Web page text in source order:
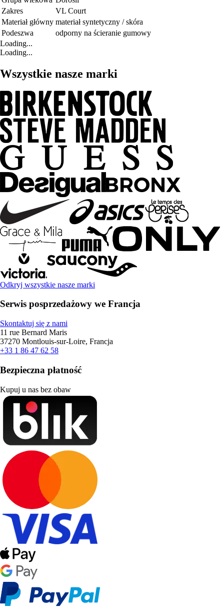
Zakres
VL Court
Materiał główny materiał syntetyczny / skóra
Podeszwa
odporny na ścieranie gumowy
Loading...
Loading...
Wszystkie nasze marki
Odkryj wszystkie nasze marki
Serwis posprzedażowy we Francja
Skontaktuj się z nami
11 rue Bernard Maris
37270 Montlouis-sur-Loire, Francja
+33 1 86 47 62 58
Bezpieczna płatność
Kupuj u nas bez obaw